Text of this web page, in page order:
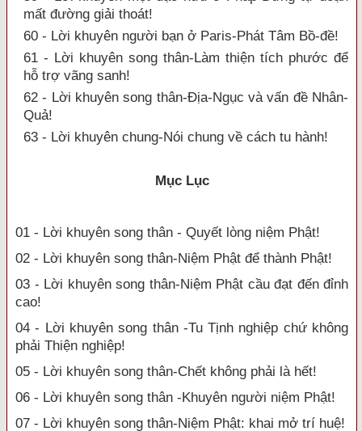
mất đường giải thoát!
60 - Lời khuyên người bạn ở Paris-Phát Tâm Bồ-đề!
61 - Lời khuyên song thân-Làm thiện tích phước để
hỗ trợ vãng sanh!
62 - Lời khuyên song thân-Địa-Ngục và vấn đề Nhân-
Quả!
63 - Lời khuyên chung-Nói chung về cách tu hành!
Mục Lục
01 - Lời khuyên song thân - Quyết lòng niệm Phật!
02 - Lời khuyên song thân-Niệm Phật để thành Phật!
03 - Lời khuyên song thân-Niệm Phật cầu đạt đến đỉnh
cao!
04 - Lời khuyên song thân -Tu Tịnh nghiệp chứ không
phải Thiện nghiệp!
05 - Lời khuyên song thân-Chết không phải là hết!
06 - Lời khuyên song thân -Khuyên người niệm Phật!
07 - Lời khuyên song thân-Niệm Phật: khai mở trí huệ!